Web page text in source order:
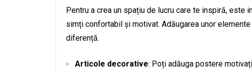
Pentru a crea un spațiu de lucru care te inspiră,
simți confortabil și motivat. Adăugarea unor
diferență.
Articole decorative: Poți adăuga postere